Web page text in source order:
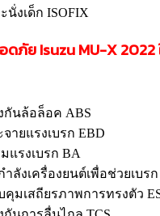
นั่งเด็ก ISOFIX
ดภัย Isuzu MU-X 2022
กันล้อล็อค ABS
ายแรงเบรก EBD
แรงเบรก BA
ลังเครื่องยนต์เพื่อช่วยเบรก
คุมเสถียรภาพการทรงตัว